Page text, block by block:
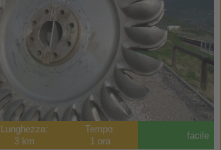
Lunghezza:
3 km
Tempo:
1 ora
facile